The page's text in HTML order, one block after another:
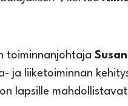
toiminnanjohtaja
ja liiketoiminnan
lapsille